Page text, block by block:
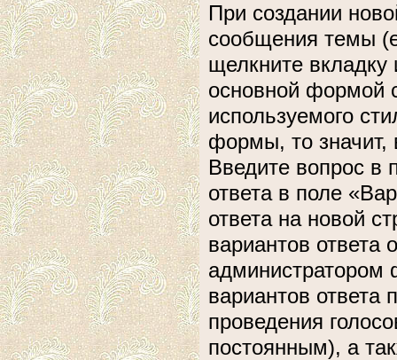
При создании
сообщения темы
щелкните
основной формой
используемого
формы, то значит,
Введите вопрос в
ответа в поле
ответа на новой
вариантов ответа
администратором
вариантов ответа
проведения
постоянным), а